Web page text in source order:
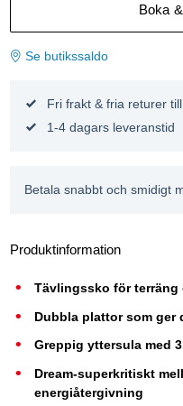
Boka
Se butikssaldo
Fri frakt & fria returer
1-4 dagars leveranstid
Betala snabbt och smidigt
Produktinformation
Tävlingssko för terräng
Dubbla plattor som ger
Greppig yttersula med
Dream-superkritiskt
energiåtergivning